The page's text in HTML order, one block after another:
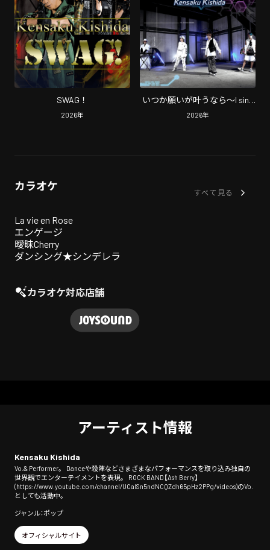
SWAG！
2026年
いつか願いが叶うなら～I sing
for you～
2026年
カラオケ すべて見る
La vie en Rose
エンゲージ
曖昧Cherry
ダンシング★シンデレラ
カラオケ対応店舗
アーティスト情報
Kensaku Kishida
Vo.& Performer。 Danceや殺陣などさまざまなパフォーマンスを取り込み独自の
世界観でエンターテイメントを表現。 ROCK BAND【Ash Berry】
(https://www.youtube.com/channel/UCaISn5ndNCQZdh65pHz2PPg/videos)のVo.
としても活動中。
ジャンル：ポップ
オフィシャルサイト